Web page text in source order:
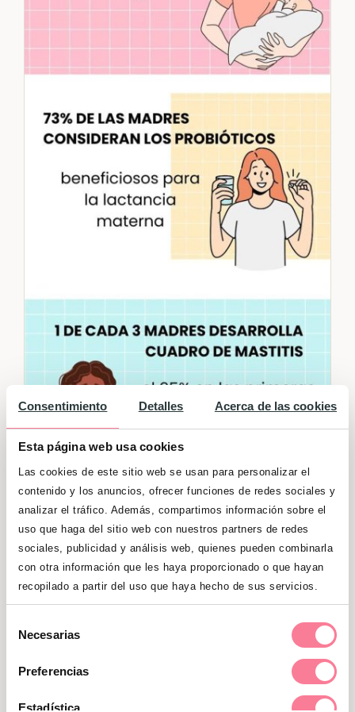
Consentimiento Detalles Acerca de las cookies
Esta página web usa cookies
Las cookies de este sitio web se usan para personalizar el
contenido y los anuncios, ofrecer funciones de redes sociales y
analizar el tráfico. Además, compartimos información sobre el
uso que haga del sitio web con nuestros partners de redes
sociales, publicidad y análisis web, quienes pueden combinarla
con otra información que les haya proporcionado o que hayan
recopilado a partir del uso que haya hecho de sus servicios.
Necesarias
Preferencias
Estadística
No obstante, hay formas de
prevenir y
y poder, así, prolongar